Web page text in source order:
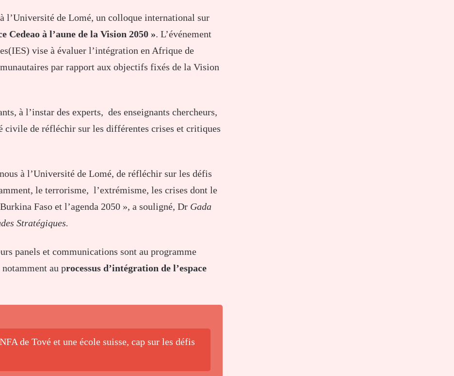
l’Université de Lomé, un colloque international sur
Cedeao à l’aune de la Vision 2050 ». L’événement
vise à évaluer l’intégration en Afrique de
par rapport aux objectifs fixés de la Vision
à l’instar des experts, des enseignants chercheurs,
civile de réfléchir sur les différentes crises et critiques
à l’Université de Lomé, de réfléchir sur les défis
le terrorisme, l’extrémisme, les crises dont le
Faso et l’agenda 2050 », a souligné, Dr Gada
Stratégiques.
panels et communications sont au programme
au processus d’intégration de l’espace
de Tové et une école suisse, cap sur les défis